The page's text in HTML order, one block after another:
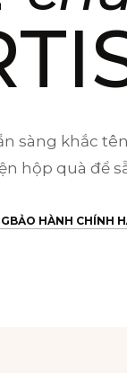
số
sàng khắc
hộp quà để
BẢO HÀNH CHÍNH